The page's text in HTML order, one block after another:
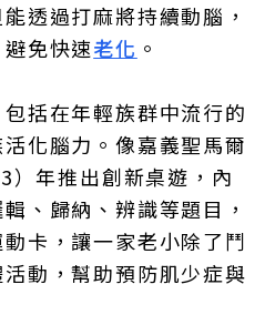
透過打麻將持續動腦，
免快速老化 。
括在年輕族群中流行的
化腦力。像嘉義聖馬爾
）年推出創新桌遊，內
、歸納、辨識等題目，
卡，讓一家老小除了鬥
動，幫助預防肌少症與